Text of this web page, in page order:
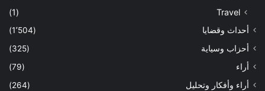
Travel
(1)
أحداث وقضايا
(1٬504)
أحزاب وسياية
(325)
أراء
(79)
أراء وأفكار وتحليل
(264)